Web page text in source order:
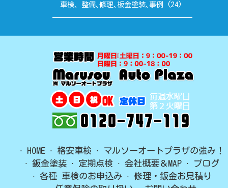
車検、整備､修理､板金塗装､事例 (24)
HOME 格安車検
マルソーオートプラザの強み！
鈑金塗装
定期点検 会社概要＆MAP
ブログ
各種 車検のお申込み
修理・鈑金お見積り